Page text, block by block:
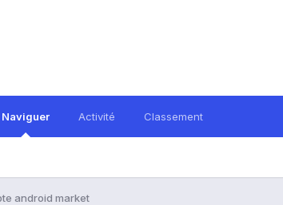
Naviguer Activité Classement
android market